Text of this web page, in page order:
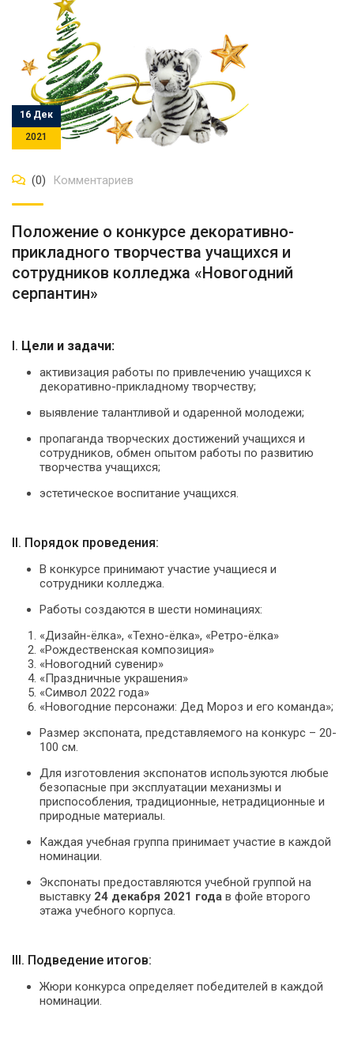
16 Дек
2021
(0) Комментариев
Положение о конкурсе декоративно-
прикладного творчества учащихся и
сотрудников колледжа «Новогодний
серпантин»
I. Цели и задачи:
активизация работы по привлечению учащихся к
декоративно-прикладному творчеству;
выявление талантливой и одаренной молодежи;
пропаганда творческих достижений учащихся и
сотрудников, обмен опытом работы по развитию
творчества учащихся;
эстетическое воспитание учащихся.
II. Порядок проведения:
В конкурсе принимают участие учащиеся и
сотрудники колледжа.
Работы создаются в шести номинациях:
«Дизайн-ёлка», «Техно-ёлка», «Ретро-ёлка»
«Рождественская композиция»
«Новогодний сувенир»
«Праздничные украшения»
«Символ 2022 года»
«Новогодние персонажи: Дед Мороз и его команда»;
Размер экспоната, представляемого на конкурс – 20-
100 см.
Для изготовления экспонатов используются любые
безопасные при эксплуатации механизмы и
приспособления, традиционные, нетрадиционные и
природные материалы.
Каждая учебная группа принимает участие в каждой
номинации.
Экспонаты предоставляются учебной группой на
выставку 24 декабря 2021 года в фойе второго
этажа учебного корпуса.
III. Подведение итогов:
Жюри конкурса определяет победителей в каждой
номинации.